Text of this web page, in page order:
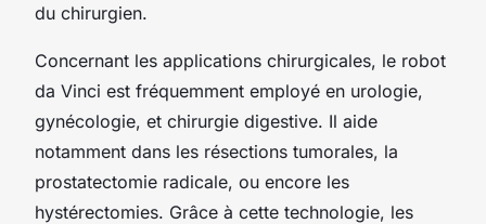
du chirurgien.
Concernant les applications chirurgicales, le robot
da Vinci est fréquemment employé en urologie,
gynécologie, et chirurgie digestive. Il aide
notamment dans les résections tumorales, la
prostatectomie radicale, ou encore les
hystérectomies. Grâce à cette technologie, les